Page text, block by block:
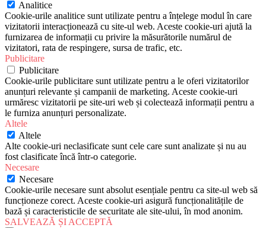
Analitice
Cookie-urile analitice sunt utilizate pentru a înțelege modul în care
vizitatorii interacționează cu site-ul web. Aceste cookie-uri ajută la
furnizarea de informații cu privire la măsurătorile numărul de
vizitatori, rata de respingere, sursa de trafic, etc.
Publicitare
Publicitare
Cookie-urile publicitare sunt utilizate pentru a le oferi vizitatorilor
anunțuri relevante și campanii de marketing. Aceste cookie-uri
urmăresc vizitatorii pe site-uri web și colectează informații pentru a
le furniza anunțuri personalizate.
Altele
Altele
Alte cookie-uri neclasificate sunt cele care sunt analizate și nu au
fost clasificate încă într-o categorie.
Necesare
Necesare
Cookie-urile necesare sunt absolut esențiale pentru ca site-ul web să
funcționeze corect. Aceste cookie-uri asigură funcționalitățile de
bază și caracteristicile de securitate ale site-ului, în mod anonim.
SALVEAZĂ ȘI ACCEPTĂ